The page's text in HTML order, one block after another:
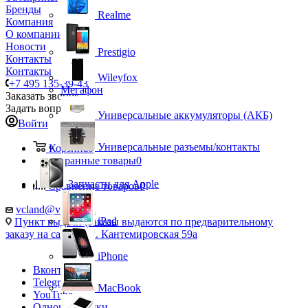
Бренды
Компания
О компании
Новости
Контакты
Контакты
+7 495 135-39-43
Заказать звонок
Задать вопрос
Войти
Корзина0
Избранные товары0
Сравнение товаров0
vcland@vcland.ru
Пункт выдачи (заказы выдаются по предварительному
заказу на сайте), ул. Кантемировская 59а
Вконтакте
Telegram
YouTube
Realme
Prestigio
Wileyfox
Мегафон
Универсальные аккумуляторы (АКБ)
Универсальные разъемы/контакты
Запчасти для Apple
iPad
iPhone
MacBook